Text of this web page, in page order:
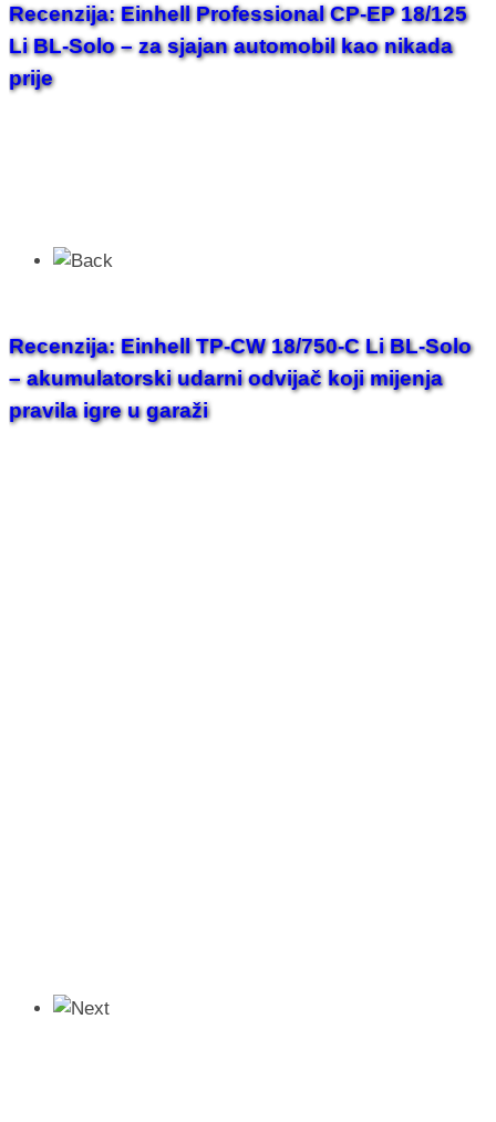
Recenzija: Einhell Professional CP-EP 18/125
Li BL-Solo – za sjajan automobil kao nikada
prije
Recenzija: Einhell TP-CW 18/750-C Li BL-Solo
– akumulatorski udarni odvijač koji mijenja
pravila igre u garaži